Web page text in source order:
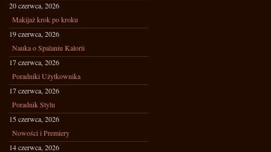
20 czerwca, 2026
Makijaż krok po kroku
19 czerwca, 2026
Nauka o Spalaniu Kalorii
17 czerwca, 2026
Poradniki Użytkownika
17 czerwca, 2026
Poradnik Stylu
15 czerwca, 2026
Nowości i Premiery
14 czerwca, 2026